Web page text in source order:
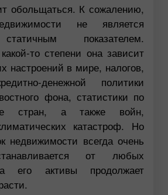
обольщаться. К сожалению,
не является
показателем.
то степени она зависит
настроений в мире, налогов,
денежной политики
фона, статистики по
стран, а также войн,
катастроф. Но
недвижимости всегда очень
от любых
его активы продолжает